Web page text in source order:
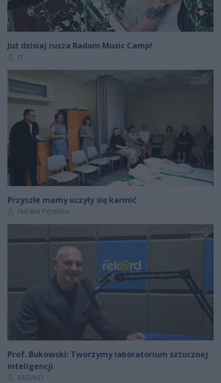
Już dzisiaj rusza Radom Music Camp!
Autor artykułu:
ct
Przyszłe mamy uczyły się karmić
Autor artykułu:
Natalia Pętelska
Prof. Bukowski: Tworzymy laboratorium sztucznej
inteligencji
Autor artykułu:
RED/KD